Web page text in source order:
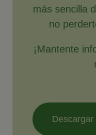
más sencilla
no
¡Mantente
Descargar